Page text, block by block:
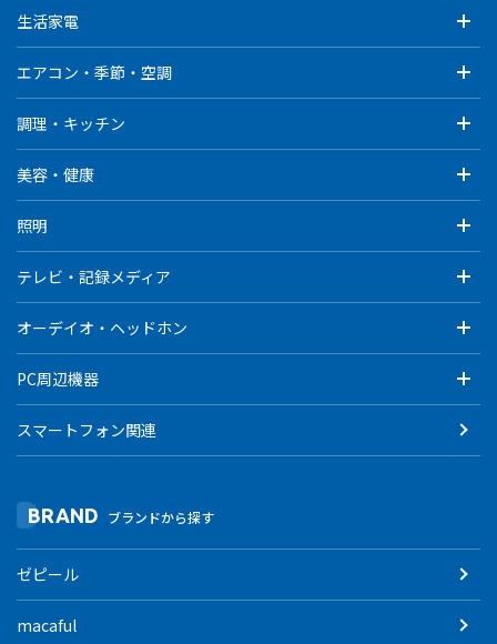
生活家電
エアコン・季節・空調
調理・キッチン
美容・健康
照明
テレビ・記録メディア
オーデイオ・ヘッドホン
PC周辺機器
スマートフォン関連
BRAND ブランドから探す
ゼピール
macaful